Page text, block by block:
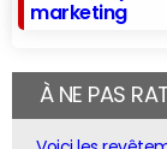
marketing
À NE PAS